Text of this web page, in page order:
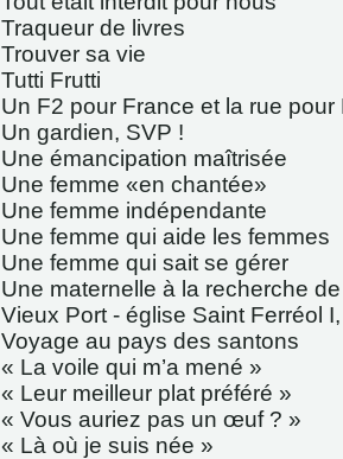
Traqueur de livres
Trouver sa vie
Tutti Frutti
Un F2 pour France et la rue pour
Un gardien, SVP !
Une émancipation maîtrisée
Une femme
en chantée
Une femme indépendante
Une femme qui aide les femmes
Une femme qui sait se gérer
Une maternelle à la recherche
Vieux Port - église Saint Ferréol
Voyage au pays des santons
« La voile qui m’a mené »
« Leur meilleur plat préféré »
« Vous auriez pas un œuf ? »
« Là où je suis née »